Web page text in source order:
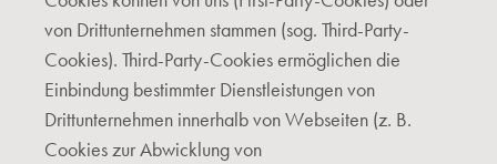
von Drittunternehmen stammen (sog. Third-Party-
Cookies). Third-Party-Cookies ermöglichen die
Einbindung bestimmter Dienstleistungen von
Drittunternehmen innerhalb von Webseiten (z. B.
Cookies zur Abwicklung von